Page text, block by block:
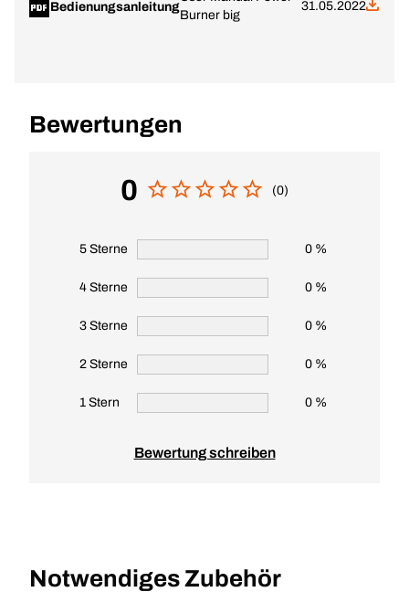
Bedienungsanleitung
Burner big
31.05.2022
Bewertungen
0 (0)
5 Sterne 0 %
4 Sterne 0 %
3 Sterne 0 %
2 Sterne 0 %
1 Stern 0 %
Bewertung schreiben
Notwendiges Zubehör